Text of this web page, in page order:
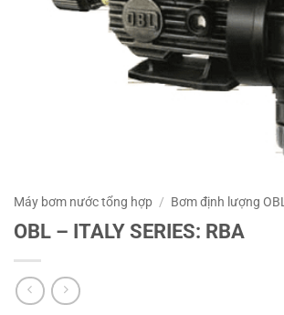
Máy bơm nước tổng hợp / Bơm định lượng OBL
OBL – ITALY SERIES: RBA